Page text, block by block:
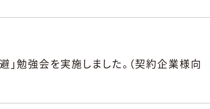
」勉強会を実施しました。（契約企業様向